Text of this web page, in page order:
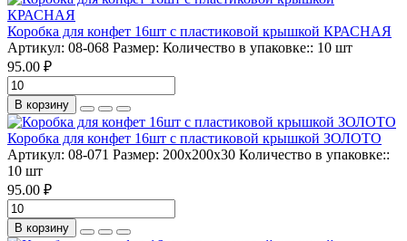
Коробка для конфет 16шт с пластиковой крышкой КРАСНАЯ
Артикул: 08-068 Размер: Количество в упаковке:: 10 шт
95.00 ₽
В корзину
Коробка для конфет 16шт с пластиковой крышкой ЗОЛОТО
Артикул: 08-071 Размер: 200х200х30 Количество в упаковке::
10 шт
95.00 ₽
В корзину